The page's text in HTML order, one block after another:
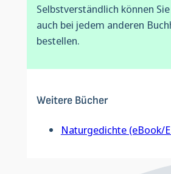
Selbstverständlich können
auch bei jedem anderen
bestellen.
Weitere Bücher
Naturgedichte (eBook/